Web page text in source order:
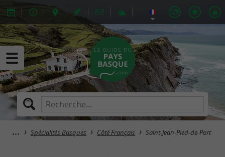
Spécialités Basques Côté Français Saint-Jean-Pied-de-Port